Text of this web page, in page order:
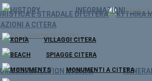
E STRADALE DI CITERA
LA MAPPA DI CITERA ⇨
INFORMAZIONI Storia di
A CITERA
VILLAGGI CITERA
SPIAGGE CITERA
MONUMENTI A CITERA